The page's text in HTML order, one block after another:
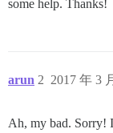
some help. Thanks!
arun 2017 年 3
2
Ah, my bad. Sorry!